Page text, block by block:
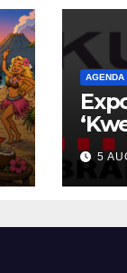
AGENDA
in5